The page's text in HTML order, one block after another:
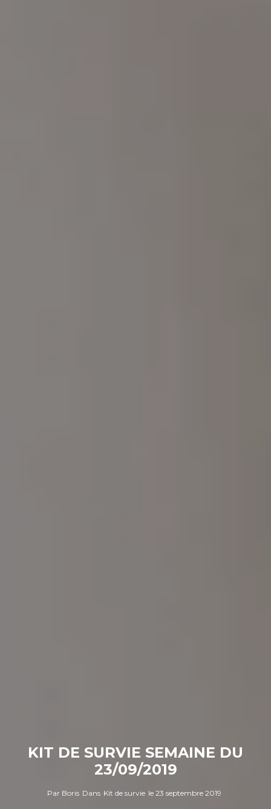
KIT DE SURVIE SEMAINE DU
23/09/2019
Par Boris Dans Kit de survie le 23 septembre 2019